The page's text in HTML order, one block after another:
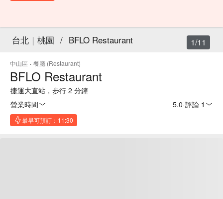
台北｜桃園 / BFLO Restaurant
中山區 · 餐廳 (Restaurant)
BFLO Restaurant
捷運大直站，步行 2 分鐘
營業時間
5.0 評論 1
最早可預訂：11:30
1/11